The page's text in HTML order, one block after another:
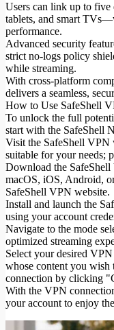
Users can link up to
tablets, and smart
performance.
Advanced security
strict no-logs policy
while streaming.
With cross-platform
delivers a seamless,
How to Use SafeShell
To unlock the full
start with the SafeShell
Visit the SafeShell VPN
suitable for your needs;
Download the
macOS, iOS, Android,
SafeShell VPN website.
Install and launch the
using your account
Navigate to the mode
optimized streaming
Select your desired
whose content you wish
connection by clicking
With the VPN
your account to enjoy